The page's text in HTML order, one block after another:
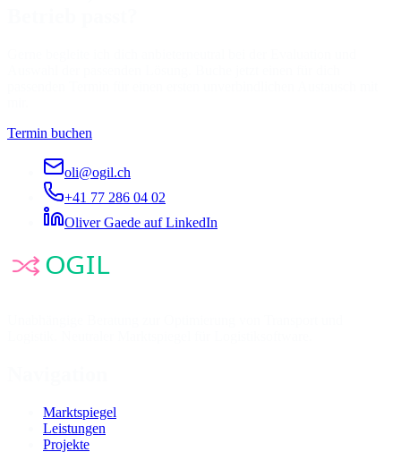
Termin buchen
oli@ogil.ch
+41 77 286 04 02
Oliver Gaede auf LinkedIn
Marktspiegel
Leistungen
Projekte